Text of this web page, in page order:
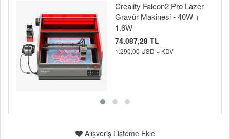
Creality Falcon2 Pro Lazer
Gravür Makinesi - 40W +
1.6W
74.087,28 TL
1.290,00 USD + KDV
Alışveriş Listeme Ekle